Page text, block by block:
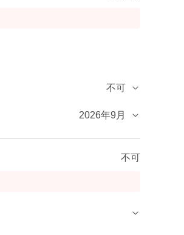
不可
2026年9月
不可